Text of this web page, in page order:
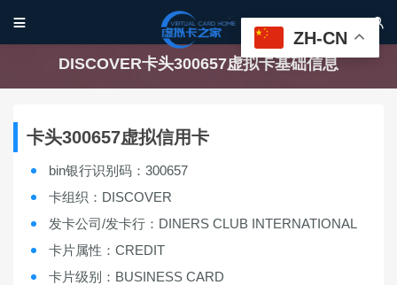
 
DISCOVER卡头300657虚拟卡基础信息
卡头300657虚拟信用卡
bin银行识别码：300657
卡组织：DISCOVER
发卡公司/发卡行：DINERS CLUB INTERNATIONAL
卡片属性：CREDIT
卡片级别：BUSINESS CARD
ZH-CN